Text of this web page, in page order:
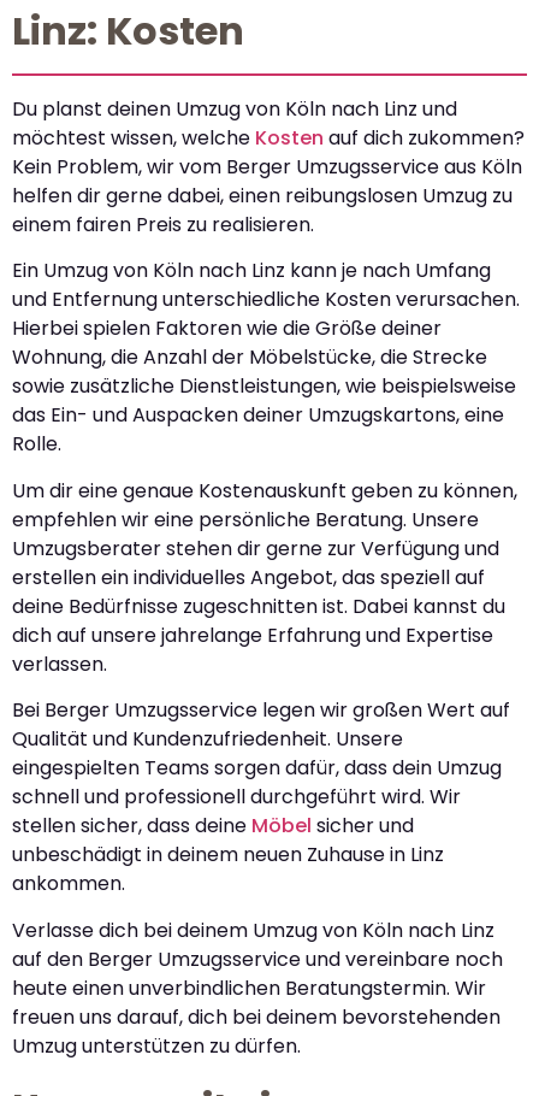
Linz: Kosten
Du planst deinen Umzug von Köln nach Linz und
möchtest wissen, welche Kosten auf dich zukommen?
Kein Problem, wir vom Berger Umzugsservice aus Köln
helfen dir gerne dabei, einen reibungslosen Umzug zu
einem fairen Preis zu realisieren.
Ein Umzug von Köln nach Linz kann je nach Umfang
und Entfernung unterschiedliche Kosten verursachen.
Hierbei spielen Faktoren wie die Größe deiner
Wohnung, die Anzahl der Möbelstücke, die Strecke
sowie zusätzliche Dienstleistungen, wie beispielsweise
das Ein- und Auspacken deiner Umzugskartons, eine
Rolle.
Um dir eine genaue Kostenauskunft geben zu können,
empfehlen wir eine persönliche Beratung. Unsere
Umzugsberater stehen dir gerne zur Verfügung und
erstellen ein individuelles Angebot, das speziell auf
deine Bedürfnisse zugeschnitten ist. Dabei kannst du
dich auf unsere jahrelange Erfahrung und Expertise
verlassen.
Bei Berger Umzugsservice legen wir großen Wert auf
Qualität und Kundenzufriedenheit. Unsere
eingespielten Teams sorgen dafür, dass dein Umzug
schnell und professionell durchgeführt wird. Wir
stellen sicher, dass deine Möbel sicher und
unbeschädigt in deinem neuen Zuhause in Linz
ankommen.
Verlasse dich bei deinem Umzug von Köln nach Linz
auf den Berger Umzugsservice und vereinbare noch
heute einen unverbindlichen Beratungstermin. Wir
freuen uns darauf, dich bei deinem bevorstehenden
Umzug unterstützen zu dürfen.